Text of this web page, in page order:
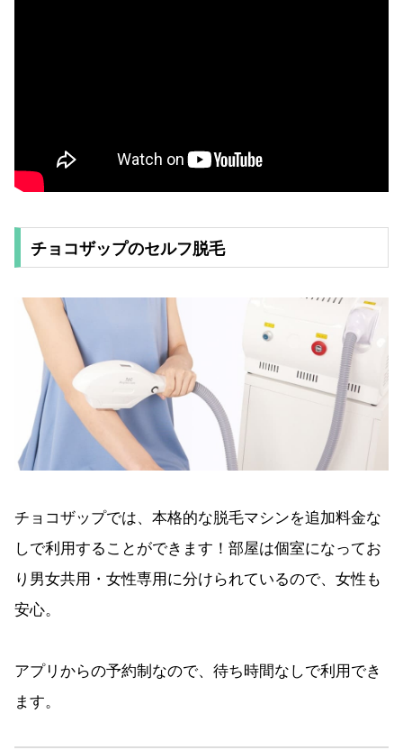
チョコザップのセルフ脱毛
チョコザップでは、本格的な脱毛マシンを追加料金な
しで利用することができます！部屋は個室になってお
り男女共用・女性専用に分けられているので、女性も
安心。
アプリからの予約制なので、待ち時間なしで利用でき
ます。